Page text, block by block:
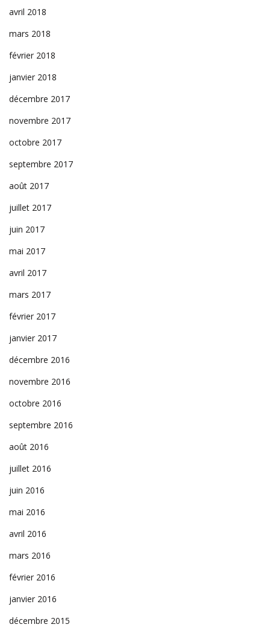
avril 2018
mars 2018
février 2018
janvier 2018
décembre 2017
novembre 2017
octobre 2017
septembre 2017
août 2017
juillet 2017
juin 2017
mai 2017
avril 2017
mars 2017
février 2017
janvier 2017
décembre 2016
novembre 2016
octobre 2016
septembre 2016
août 2016
juillet 2016
juin 2016
mai 2016
avril 2016
mars 2016
février 2016
janvier 2016
décembre 2015